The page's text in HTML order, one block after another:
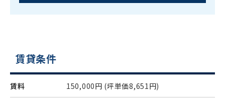
賃貸条件
賃料 150,000円 (坪単価8,651円)